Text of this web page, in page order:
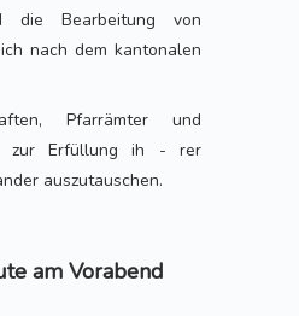
die Bearbeitung von
nach dem kantonalen
Pfarrämter und
zur Erfüllung ih - rer
auszutauschen.
am Vorabend